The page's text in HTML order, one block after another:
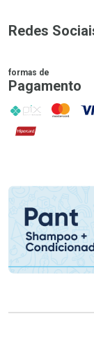
Redes
formas de
Pagamento
PIX
Hipercard